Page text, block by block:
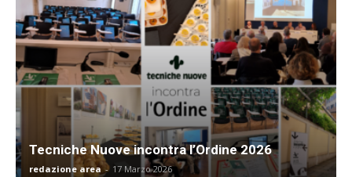
Tecniche Nuove incontra l’Ordine 2026
redazione area - 17 Marzo 2026